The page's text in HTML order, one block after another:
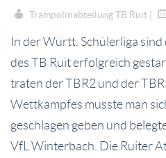
Trampolinabteilung TB Ruit |
In der Württ. Schülerliga
des TB Ruit erfolgreich
traten der TBR2 und der
Wettkampfes musste man
geschlagen geben und
VfL Winterbach. Die Ruiter